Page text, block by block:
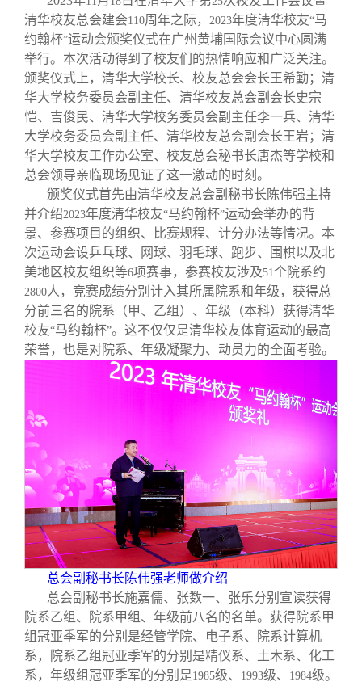
清华校友总会建会110周年之际， 2023年度清华校友“马
约翰杯”运动会颁奖仪式在广州黄埔国际会议中心圆满
举行。本次活动得到了校友们的热情响应和广泛关注。
颁奖仪式上，清华大学校长、校友总会会长王希勤；清
华大学校务委员会副主任、清华校友总会副会长史宗
恺、吉俊民、清华大学校务委员会副主任李一兵、清华
大学校务委员会副主任、清华校友总会副会长王岩；清
华大学校友工作办公室、校友总会秘书长唐杰等学校和
总会领导亲临现场见证了这一激动的时刻。
颁奖仪式首先由清华校友总会副秘书长陈伟强主持
并介绍2023年度清华校友“马约翰杯”运动会举办的背
景、参赛项目的组织、比赛规程、计分办法等情况。本
次运动会设乒乓球、网球、羽毛球、跑步、围棋以及北
美地区校友组织等6项赛事，参赛校友涉及51个院系约
2800人，竞赛成绩分别计入其所属院系和年级，获得总
分前三名的院系（甲、乙组）、年级（本科）获得清华
校友“马约翰杯”。这不仅仅是清华校友体育运动的最高
荣誉，也是对院系、年级凝聚力、动员力的全面考验。
总会副秘书长陈伟强老师做介绍
总会副秘书长施嘉儒、张数一、张乐分别宣读获得
院系乙组、院系甲组、年级前八名的名单。获得院系甲
组冠亚季军的分别是经管学院、电子系、院系计算机
系，院系乙组冠亚季军的分别是精仪系、土木系、化工
系，年级组冠亚季军的分别是1985级、 1993级、 1984级。